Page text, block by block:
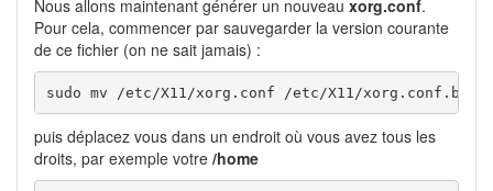
Nous allons maintenant générer un nouveau xorg.conf.
Pour cela, commencer par sauvegarder la version courante
de ce fichier (on ne sait jamais) :
sudo mv /etc/X11/xorg.conf /etc/X11/xorg.conf.bak
puis déplacez vous dans un endroit où vous avez tous les
droits, par exemple votre /home